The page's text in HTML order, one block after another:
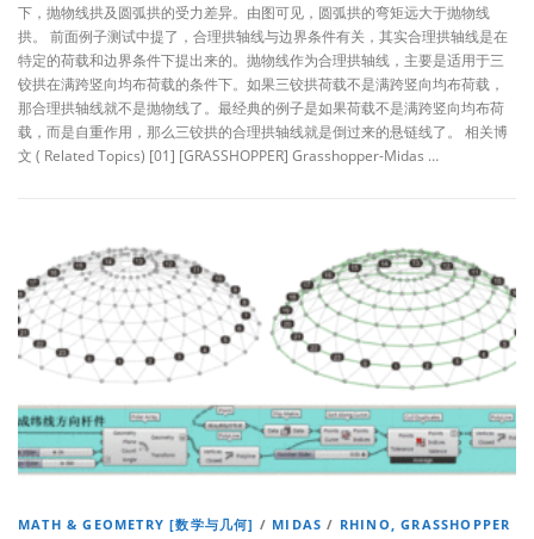
下，抛物线拱及圆弧拱的受力差异。由图可见，圆弧拱的弯矩远大于抛物线
拱。 前面例子测试中提了，合理拱轴线与边界条件有关，其实合理拱轴线是在
特定的荷载和边界条件下提出来的。抛物线作为合理拱轴线，主要是适用于三
铰拱在满跨竖向均布荷载的条件下。如果三铰拱荷载不是满跨竖向均布荷载，
那合理拱轴线就不是抛物线了。最经典的例子是如果荷载不是满跨竖向均布荷
载，而是自重作用，那么三铰拱的合理拱轴线就是倒过来的悬链线了。 相关博
文 ( Related Topics) [01] [GRASSHOPPER] Grasshopper-Midas …
MATH & GEOMETRY [数学与几何] / MIDAS / RHINO, GRASSHOPPER